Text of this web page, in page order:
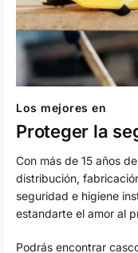
Los mejores en
Proteger la
Con más de 15 años
distribución,
seguridad e higiene
estandarte el amor al
Podrás encontrar